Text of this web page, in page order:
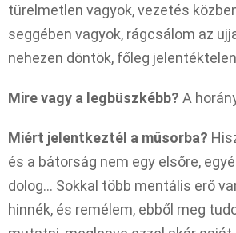
türelmetlen vagyok, vezetés
seggében vagyok, rágcsálom az
nehezen döntök, főleg
Mire vagy a legbüszkébb? A
Miért jelentkeztél a műsorba?
és a bátorság nem egy elsőre,
dolog… Sokkal több mentális erő
hinnék, és remélem, ebből meg